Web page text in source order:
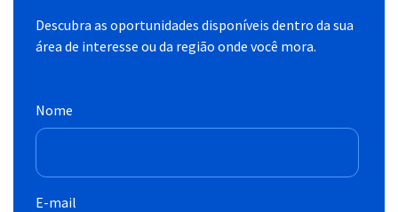
Descubra as oportunidades disponíveis dentro da sua
área de interesse ou da região onde você mora.
Nome
E-mail